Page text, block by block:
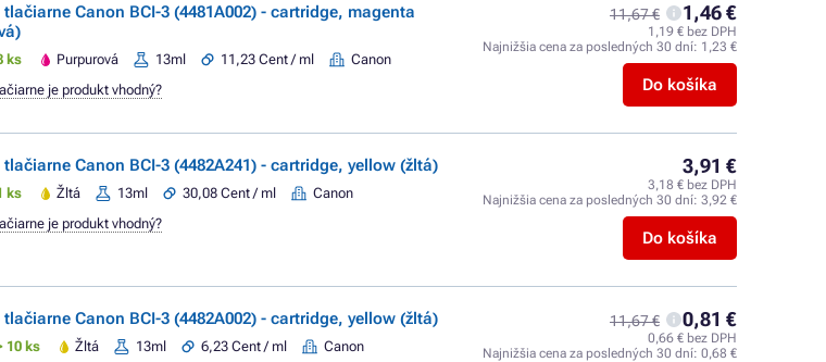
tlačiarne Canon BCI-3 (4481A002) - cartridge, magenta
ks Purpurová 13ml 11,23 Cent / ml Canon
11,67 € 1,46 €
1,19 € bez DPH
Najnižšia cena za posledných 30 dní: 1,23 €
Do košíka
je produkt vhodný?
tlačiarne Canon BCI-3 (4482A241) - cartridge, yellow (žltá)
ks Žltá 13ml 30,08 Cent / ml Canon
3,91 €
3,18 € bez DPH
Najnižšia cena za posledných 30 dní: 3,92 €
Do košíka
je produkt vhodný?
tlačiarne Canon BCI-3 (4482A002) - cartridge, yellow (žltá)
10 ks Žltá 13ml 6,23 Cent / ml Canon
11,67 € 0,81 €
0,66 € bez DPH
Najnižšia cena za posledných 30 dní: 0,68 €